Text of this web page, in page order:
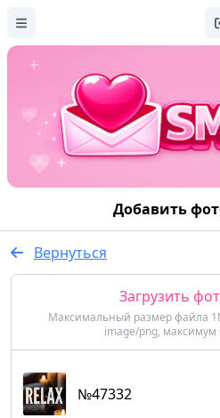
Добавить
Вернуться
Загрузить
Максимальный размер файла
image/png, максимум
№47332